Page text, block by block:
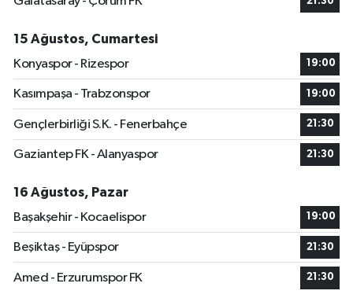
15 Ağustos, Cumartesi
Konyaspor - Rizespor
19:00
Kasımpaşa - Trabzonspor 19:00
Gençlerbirliği S.K. - Fenerbahçe 21:30
Gaziantep FK - Alanyaspor 21:30
16 Ağustos, Pazar
Başakşehir - Kocaelispor
19:00
Beşiktaş - Eyüpspor 21:30
Amed - Erzurumspor FK 21:30